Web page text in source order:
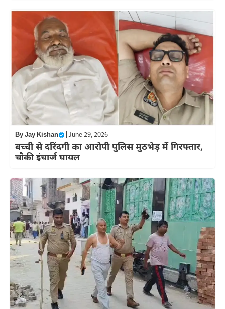
ByJay Kishan June 29, 2026
बच्ची से दरिंदगी का आरोपी पुलिस मुठभेड़ में गिरफ्तार,
चौकी इंचार्ज घायल